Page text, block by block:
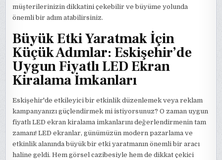
müşterilerinizin dikkatini çekebilir ve büyüme yolunda
önemli bir adım atabilirsiniz.
Büyük Etki Yaratmak İçin
Küçük Adımlar: Eskişehir’de
Uygun Fiyatlı LED Ekran
Kiralama İmkanları
Eskişehir'de etkileyici bir etkinlik düzenlemek veya reklam
kampanyanızı güçlendirmek mi istiyorsunuz? O zaman uygun
fiyatlı LED ekran kiralama imkanlarını değerlendirmenin tam
zamanı! LED ekranlar, günümüzün modern pazarlama ve
etkinlik alanında büyük bir etki yaratmanın önemli bir aracı
haline geldi. Hem görsel cazibesiyle hem de dikkat çekici